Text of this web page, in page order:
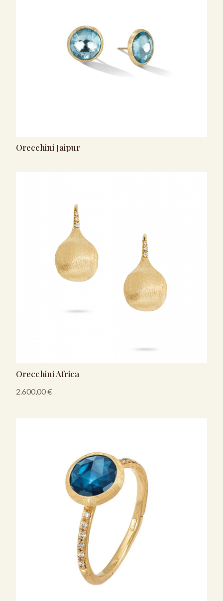
Orecchini Jaipur
Orecchini Africa
2.600,00€